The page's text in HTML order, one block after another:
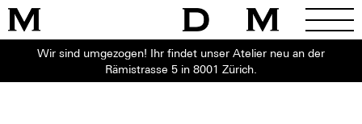
Wir sind umgezogen! Ihr findet unser Atelier neu an der
Rämistrasse 5 in 8001 Zürich.